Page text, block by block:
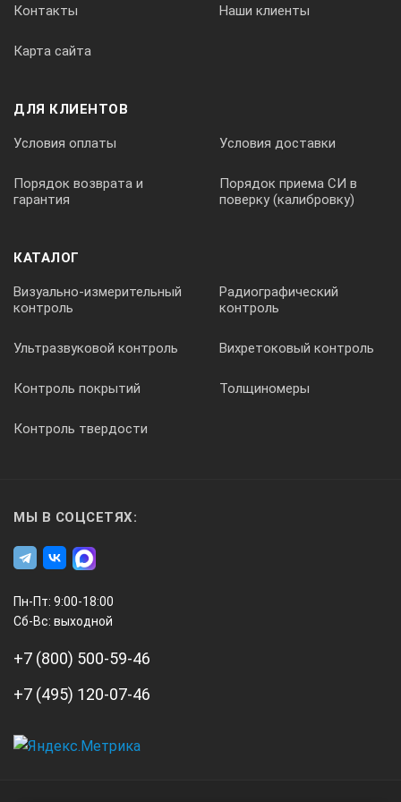
Контакты Наши клиенты
Карта сайта
ДЛЯ КЛИЕНТОВ
Условия оплаты Условия доставки
Порядок возврата и
гарантия
Порядок приема СИ в
поверку (калибровку)
КАТАЛОГ
Визуально-измерительный
контроль
Радиографический
контроль
Ультразвуковой контроль Вихретоковый контроль
Контроль покрытий Толщиномеры
Контроль твердости
МЫ В СОЦСЕТЯХ:
Пн-Пт: 9:00-18:00
Сб-Вс: выходной
+7 (800) 500-59-46
+7 (495) 120-07-46